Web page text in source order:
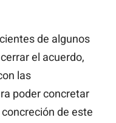
de algunos
el acuerdo,
las
poder concretar
de este